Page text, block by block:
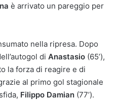
è arrivato un pareggio per
nella ripresa. Dopo
di Anastasio (65’),
la forza di reagire e di
al primo gol stagionale
Filippo Damian (77’).